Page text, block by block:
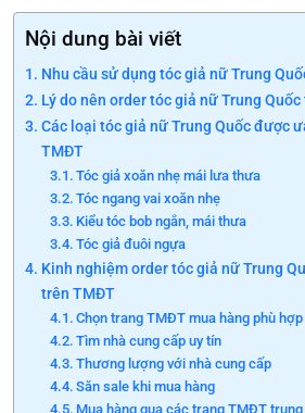
Nội dung bài viết
Nhu cầu sử dụng tóc giả nữ Trung
Lý do nên order tóc giả nữ Trung
Các loại tóc giả nữ Trung Quốc được
TMĐT
Tóc giả xoăn nhẹ mái lưa thưa
Tóc ngang vai xoăn nhẹ
Kiểu tóc bob ngắn, mái thưa
Tóc giả đuôi ngựa
Kinh nghiệm order tóc giả nữ Trung
trên TMĐT
Chọn trang TMĐT mua hàng phù hợp
Tìm nhà cung cấp uy tín
Thương lượng với nhà cung cấp
Săn sale khi mua hàng
Mua hàng qua các trang TMĐT